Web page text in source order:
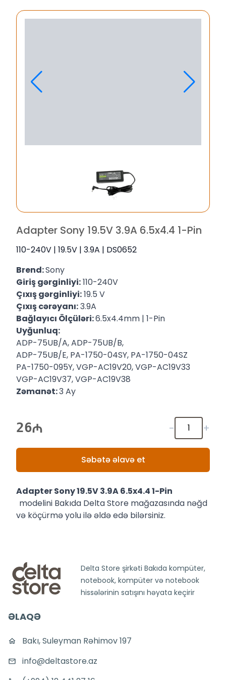
Adapter Sony 19.5V 3.9A 6.5x4.4 1-Pin
110-240V | 19.5V | 3.9A | DS0652
Brend:Sony
Giriş gərginliyi:110-240V
Çıxış gərginliyi:19.5 V
Çıxış cərəyanı:3.9A
Bağlayıcı Ölçüləri:6.5x4.4mm | 1-Pin
Uyğunluq:
ADP-75UB/A, ADP-75UB/B,
ADP-75UB/E, PA-1750-04SY, PA-1750-04SZ
PA-1750-095Y, VGP-AC19V20, VGP-AC19V33
VGP-AC19V37, VGP-AC19V38
Zəmanət:3 Ay
26 - +
Səbətə əlavə et
Adapter Sony 19.5V 3.9A 6.5x4.4 1-Pin
modelini Bakıda Delta Store mağazasında nəğd
və köçürmə yolu ilə əldə edə bilərsiniz.
Delta Store şirkəti Bakıda kompüter,
notebook, kompüter və notebook
hissələrinin satışını həyata keçirir
ƏLAQƏ
Bakı, Suleyman Rəhimov 197
info@deltastore.az